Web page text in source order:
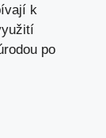
k
po